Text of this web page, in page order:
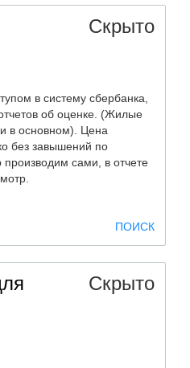
Скрыто
в систему сбербанка,
об оценке. (Жилые
в основном). Цена
без завышений по
сами, в отчете
ПОИСК
Скрыто